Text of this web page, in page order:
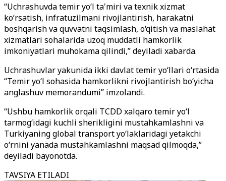
“Uchrashuvda temir yo‘l ta'miri va texnik xizmat
ko‘rsatish, infratuzilmani rivojlantirish, harakatni
boshqarish va quvvatni taqsimlash, o‘qitish va maslahat
xizmatlari sohalarida uzoq muddatli hamkorlik
imkoniyatlari muhokama qilindi,” deyiladi xabarda.
Uchrashuvlar yakunida ikki davlat temir yo‘llari o‘rtasida
“Temir yo‘l sohasida hamkorlikni rivojlantirish bo‘yicha
anglashuv memorandumi” imzolandi.
“Ushbu hamkorlik orqali TCDD xalqaro temir yo‘l
tarmog‘idagi kuchli sherikligini mustahkamlashni va
Turkiyaning global transport yo‘laklaridagi yetakchi
o‘rnini yanada mustahkamlashni maqsad qilmoqda,”
deyiladi bayonotda.
TAVSIYA ETILADI